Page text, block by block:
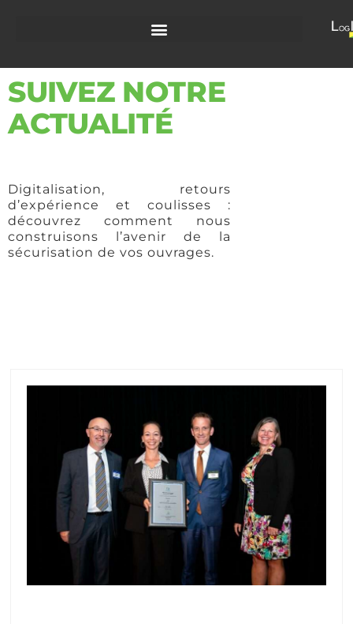
SUIVEZ NOTRE
ACTUALITÉ
Digitalisation, retours
d’expérience et coulisses :
découvrez comment nous
construisons l’avenir de la
sécurisation de vos ouvrages.